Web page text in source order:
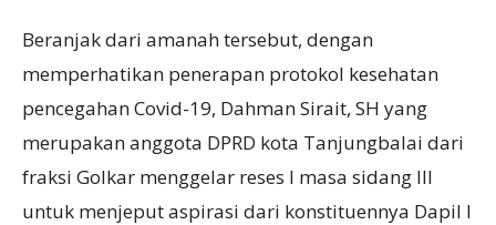
Beranjak dari amanah tersebut, dengan
memperhatikan penerapan protokol kesehatan
pencegahan Covid-19, Dahman Sirait, SH yang
merupakan anggota DPRD kota Tanjungbalai dari
fraksi Golkar menggelar reses I masa sidang III
untuk menjeput aspirasi dari konstituennya Dapil I